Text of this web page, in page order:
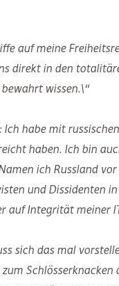
auf meine
direkt in den
wissen.\“
Ich habe mit
haben. Ich bin
ich Russland vor
und Dissidenten
auf Integrität meiner
sich das mal